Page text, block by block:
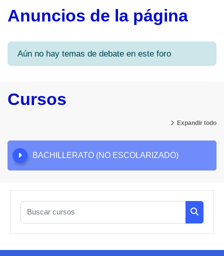
Anuncios de la página
Aún no hay temas de debate en este foro
Cursos
Expandir todo
BACHILLERATO (NO ESCOLARIZADO)
Buscar cursos
Buscar